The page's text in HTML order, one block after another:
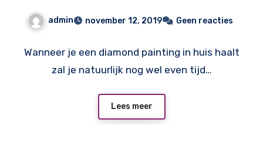
admin november 12, 2019 Geen reacties
Wanneer je een diamond painting in huis haalt
zal je natuurlijk nog wel even tijd…
Lees meer